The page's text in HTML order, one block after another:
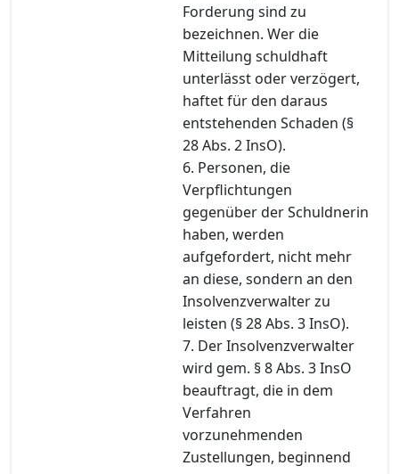
Forderung sind zu
bezeichnen. Wer die
Mitteilung schuldhaft
unterlässt oder verzögert,
haftet für den daraus
entstehenden Schaden (§
28 Abs. 2 InsO).
6. Personen, die
Verpflichtungen
gegenüber der Schuldnerin
haben, werden
aufgefordert, nicht mehr
an diese, sondern an den
Insolvenzverwalter zu
leisten (§ 28 Abs. 3 InsO).
7. Der Insolvenzverwalter
wird gem. § 8 Abs. 3 InsO
beauftragt, die in dem
Verfahren
vorzunehmenden
Zustellungen, beginnend